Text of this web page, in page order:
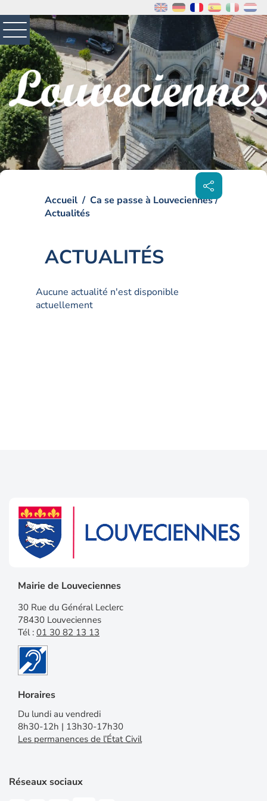
MENU
PRINCIPAL
Visiter la page accueil du site de Louveciennes
Accueil
Ca se passe à Louveciennes
Actualités
Partager
sur les
réseaux
sociaux
ACTUALITÉS
Aucune actualité n'est disponible
actuellement
Mairie de Louveciennes
30 Rue du Général Leclerc
78430 Louveciennes
Tél : 01 30 82 13 13
Horaires
Du lundi au vendredi
8h30-12h | 13h30-17h30
Les permanences de l’État Civil
Réseaux sociaux